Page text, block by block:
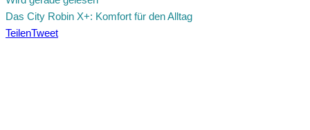
Das City Robin X+: Komfort für den Alltag
TeilenTweet